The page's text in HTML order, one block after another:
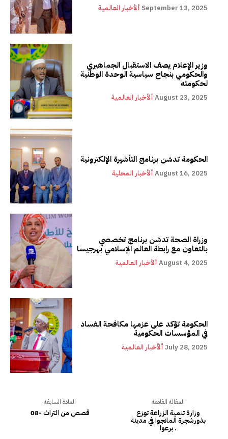
ألأخبار العالمية September 13, 2025
وزير الإعلام يصف الاستقبال الجماهيري
والحكومي بنجاح سياسية الوحدة الوطنية
لحكومته
ألأخبار العالمية August 23, 2025
الحكومة تدشن برنامج التأشيرة الإلكترونية
ألأخبار المحلية August 16, 2025
وزراة الصحة تدشن برنامج تخصصي
بالتعاون مع رابطة العالم الإسلامي بهرجيسا
ألأخبار العالمية August 4, 2025
الحكومة تؤكد على عزمها مكافحة الفساد
في المؤسسات الحكومية
ألأخبار العالمية July 28, 2025
المادة السابقة
قصص من التراث -08
المقالة القادمة
وزارة تنمية الزراعة توزع
بذورشجرة المانجوا في مدينة
برعوا .